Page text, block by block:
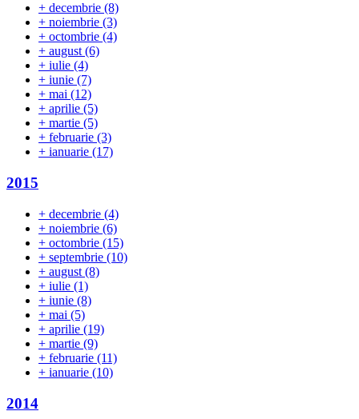
+ decembrie (8)
+ noiembrie (3)
+ octombrie (4)
+ august(6)
+ iulie (4)
+ iunie (7)
+ mai (12)
+ aprilie (5)
+ martie (5)
+ februarie (3)
+ ianuarie (17)
2015
+ decembrie (4)
+ noiembrie (6)
+ octombrie (15)
+ septembrie (10)
+ august (8)
+ iulie (1)
+ iunie (8)
+ mai (5)
+ aprilie (19)
+ martie (9)
+ februarie (11)
+ ianuarie (10)
2014